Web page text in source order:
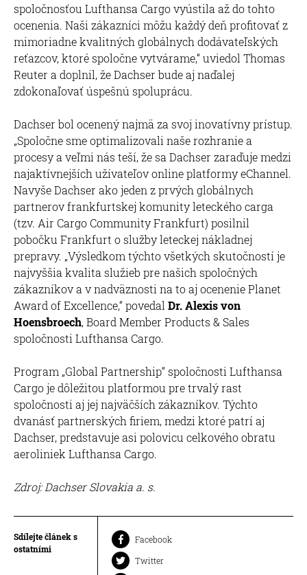
spoločnosťou Lufthansa Cargo vyústila až do tohto
ocenenia. Naši zákazníci môžu každý deň profitovať z
mimoriadne kvalitných globálnych dodávateľských
reťazcov, ktoré spoločne vytvárame,“ uviedol Thomas
Reuter a doplnil, že Dachser bude aj naďalej
zdokonaľovať úspešnú spoluprácu.
Dachser bol ocenený najmä za svoj inovatívny prístup.
„Spoločne sme optimalizovali naše rozhranie a
procesy a veľmi nás teší, že sa Dachser zaraďuje medzi
najaktívnejších užívateľov online platformy eChannel.
Navyše Dachser ako jeden z prvých globálnych
partnerov frankfurtskej komunity leteckého carga
(tzv. Air Cargo Community Frankfurt) posilnil
pobočku Frankfurt o služby leteckej nákladnej
prepravy. „Výsledkom týchto všetkých skutočností je
najvyššia kvalita služieb pre našich spoločných
zákazníkov a v nadväznosti na to aj ocenenie Planet
Award of Excellence,“ povedal Dr. Alexis von
Hoensbroech, Board Member Products & Sales
spoločnosti Lufthansa Cargo.
Program „Global Partnership“ spoločnosti Lufthansa
Cargo je dôležitou platformou pre trvalý rast
spoločnosti aj jej najväčších zákazníkov. Týchto
dvanásť partnerských firiem, medzi ktoré patrí aj
Dachser, predstavuje asi polovicu celkového obratu
aeroliniek Lufthansa Cargo.
Zdroj: Dachser Slovakia a. s.
Sdílejte článek s
ostatními
Facebook
Twitter